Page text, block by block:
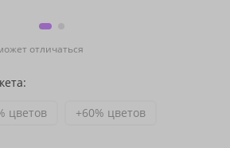
отличаться
цветов +60% цветов